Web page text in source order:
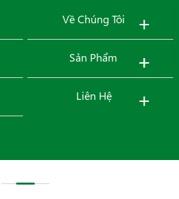
MENU
+
Về Chúng Tôi
+
+
Sản Phẩm
+
Liên Hệ